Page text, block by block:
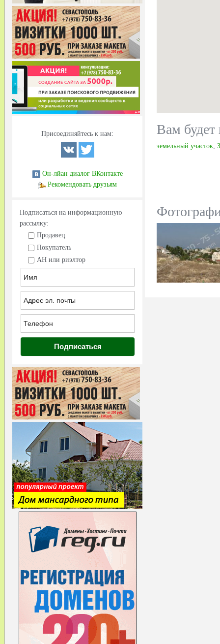
Присоединяйтесь к нам:
Он-лйан диалог ВКонтакте
Рекомендовать друзьям
Подписаться на информационную
рассылку:
Продавец
Покупатель
АН или риэлтор
Вам будет
земельный участок,